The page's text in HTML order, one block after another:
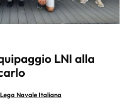
LNI alla
Lega Navale Italiana